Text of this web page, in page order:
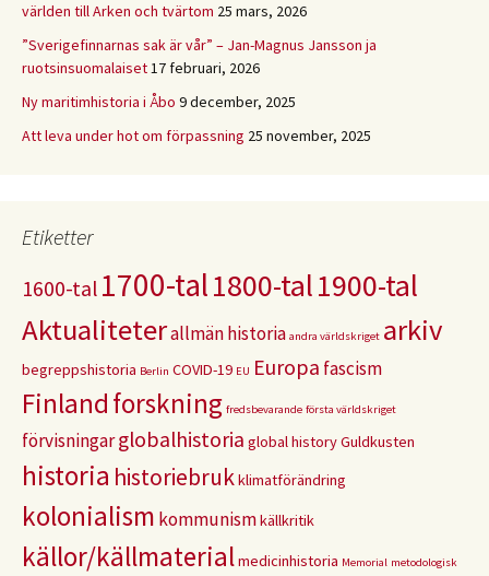
världen till Arken och tvärtom 25 mars, 2026
”Sverigefinnarnas sak är vår” – Jan-Magnus Jansson ja
ruotsinsuomalaiset17 februari, 2026
Ny maritimhistoria i Åbo 9 december, 2025
Att leva under hot om förpassning 25 november, 2025
Etiketter
1600-tal 1700-tal1800-tal1900-tal
Aktualiteterallmän historia andra världskriget arkiv
begreppshistoria Berlin COVID-19 EU Europa fascism
Finlandforskning fredsbevarande första världskriget
förvisningarglobalhistoria global historyGuldkusten
historia historiebrukklimatförändring
kolonialism kommunismkällkritik
källor/källmaterialmedicinhistoria Memorial metodologisk